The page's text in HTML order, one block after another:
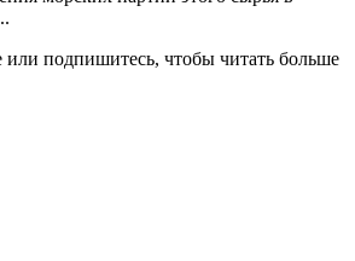
подпишитесь, чтобы читать больше